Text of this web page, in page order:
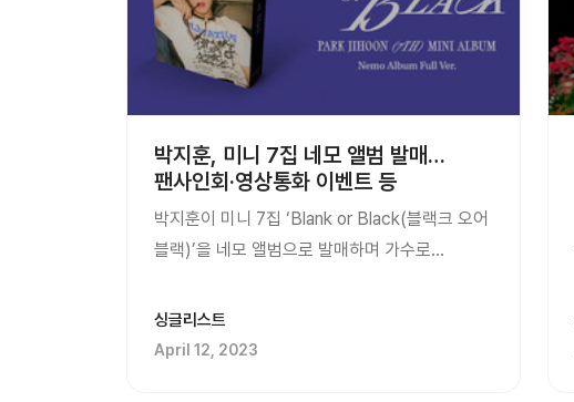
박지훈, 미니 7집 네모 앨범 발매…
팬사인회·영상통화 이벤트 등
박지훈이 미니 7집 ‘Blank or Black(블랙크 오어
블랙)’을 네모 앨범으로 발매하며 가수로
여섯 곡과 함께 다양한 포토 이미지와 영상들이
담겨 있으며 뮤직비디오 촬영 현장 비하인드
싱글리스트
April 12, 2023